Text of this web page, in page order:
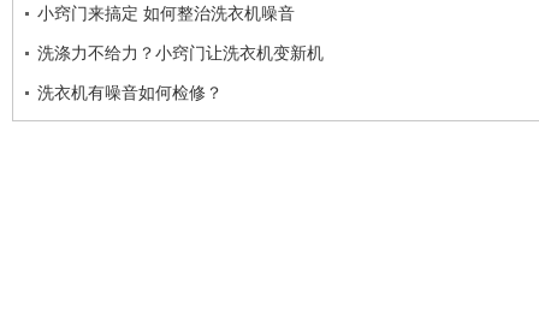
小窍门来搞定 如何整治洗衣机噪音
洗涤力不给力？小窍门让洗衣机变新机
洗衣机有噪音如何检修？